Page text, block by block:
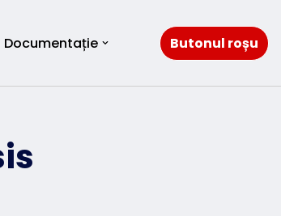
Documentație Butonul roșu